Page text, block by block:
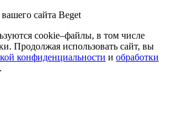
вашего сайта Beget
cookie–файлы, в том числе
Продолжая использовать сайт, вы
конфиденциальности и обработки
.